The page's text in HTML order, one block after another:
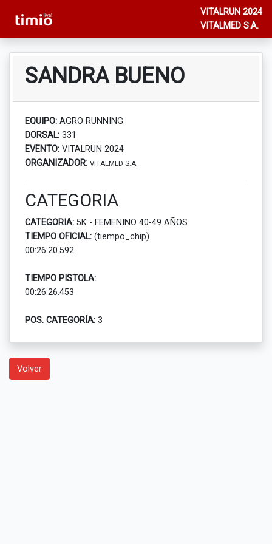
VITALRUN 2024
VITALMED S.A.
SANDRA BUENO
EQUIPO: AGRO RUNNING
DORSAL: 331
EVENTO: VITALRUN 2024
ORGANIZADOR: VITALMED S.A.
CATEGORIA
CATEGORIA: 5K - FEMENINO 40-49 AÑOS
TIEMPO OFICIAL: (tiempo_chip)
00:26:20.592
TIEMPO PISTOLA:
00:26:26.453
POS. CATEGORÍA: 3
Volver